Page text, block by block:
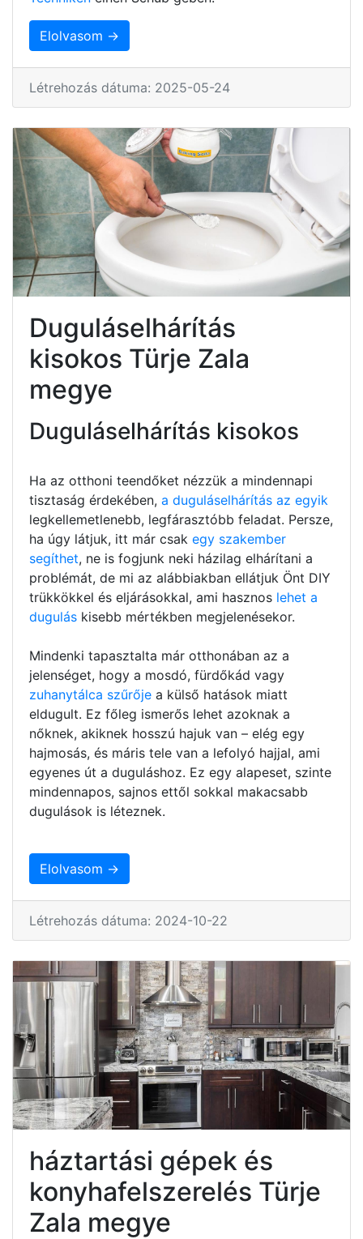
Elolvasom →
Létrehozás dátuma: 2025-05-24
Duguláselhárítás
kisokos Türje Zala
megye
Duguláselhárítás kisokos
Ha az otthoni teendőket nézzük a mindennapi
tisztaság érdekében, a duguláselhárítás az egyik
legkellemetlenebb, legfárasztóbb feladat. Persze,
ha úgy látjuk, itt már csak egy szakember
segíthet, ne is fogjunk neki házilag elhárítani a
problémát, de mi az alábbiakban ellátjuk Önt DIY
trükkökkel és eljárásokkal, ami hasznos lehet a
dugulás kisebb mértékben megjelenésekor.
Mindenki tapasztalta már otthonában az a
jelenséget, hogy a mosdó, fürdőkád vagy
zuhanytálca szűrője a külső hatások miatt
eldugult. Ez főleg ismerős lehet azoknak a
nőknek, akiknek hosszú hajuk van – elég egy
hajmosás, és máris tele van a lefolyó hajjal, ami
egyenes út a duguláshoz. Ez egy alapeset, szinte
mindennapos, sajnos ettől sokkal makacsabb
dugulások is léteznek.
Elolvasom →
Létrehozás dátuma: 2024-10-22
háztartási gépek és
konyhafelszerelés Türje
Zala megye